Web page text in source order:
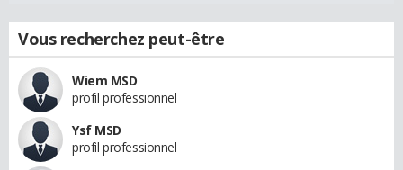
Vous recherchez peut-être
Wiem MSD
profil professionnel
Ysf MSD
profil professionnel